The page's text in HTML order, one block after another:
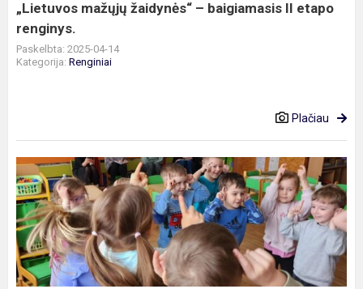
renginys.
„Lietuvos mažųjų žaidynės“ – baigiamasis II etapo
renginys.
Paskelbta: 2025-04-14
Kategorija: Renginiai
Plačiau
Atvirų
veiklų
diena